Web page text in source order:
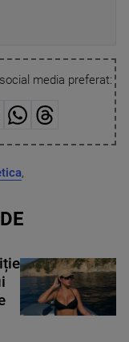
media preferat:
,